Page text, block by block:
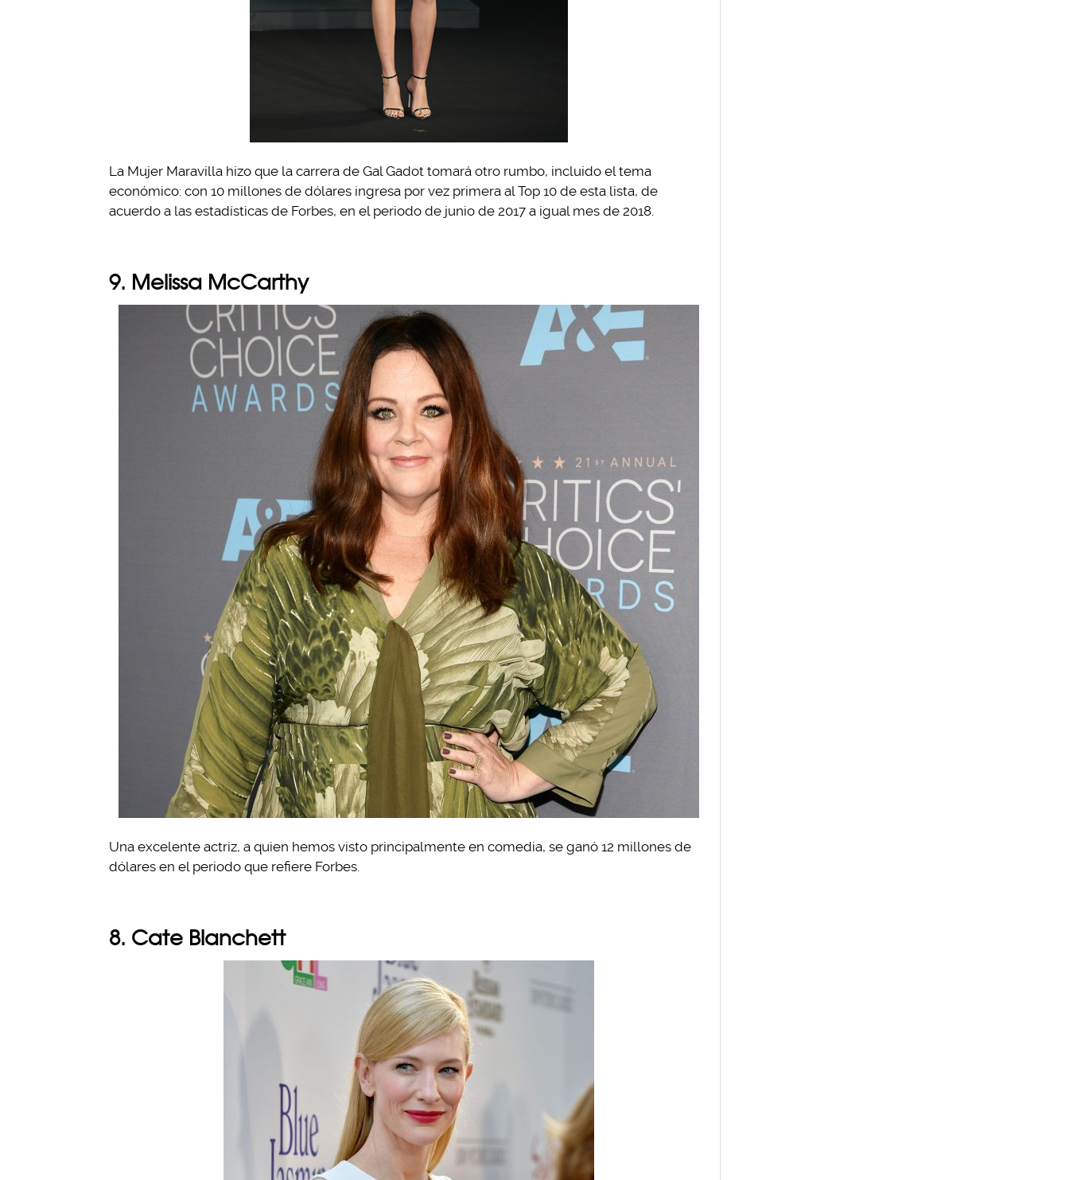
La Mujer Maravilla hizo que la carrera de Gal Gadot tomará otro rumbo, incluido el tema
económico: con 10 millones de dólares ingresa por vez primera al Top 10 de esta lista, de
acuerdo a las estadísticas de Forbes, en el periodo de junio de 2017 a igual mes de 2018.
9. Melissa McCarthy
Una excelente actriz, a quien hemos visto principalmente en comedia, se ganó 12 millones de
dólares en el periodo que refiere Forbes.
8. Cate Blanchett